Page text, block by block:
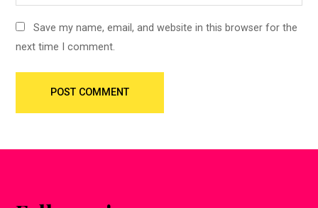
Save my name, email, and website in this browser for the
next time I comment.